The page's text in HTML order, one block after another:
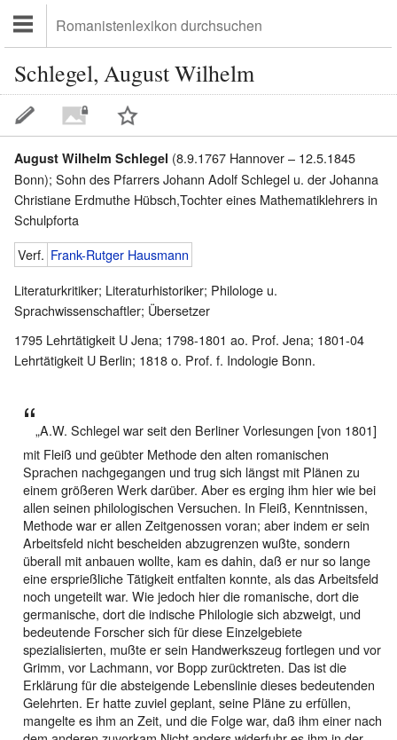
Schlegel, August Wilhelm
August Wilhelm Schlegel (8.9.1767 Hannover – 12.5.1845
Bonn); Sohn des Pfarrers Johann Adolf Schlegel u. der Johanna
Christiane Erdmuthe Hübsch,Tochter eines Mathematiklehrers in
Schulpforta
Verf. Frank-Rutger Hausmann
Literaturkritiker; Literaturhistoriker; Philologe u.
Sprachwissenschaftler; Übersetzer
1795 Lehrtätigkeit U Jena; 1798-1801 ao. Prof. Jena; 1801-04
Lehrtätigkeit U Berlin; 1818 o. Prof. f. Indologie Bonn.
„A.W. Schlegel war seit den Berliner Vorlesungen [von 1801]
mit Fleiß und geübter Methode den alten romanischen
Sprachen nachgegangen und trug sich längst mit Plänen zu
einem größeren Werk darüber. Aber es erging ihm hier wie bei
allen seinen philologischen Versuchen. In Fleiß, Kenntnissen,
Methode war er allen Zeitgenossen voran; aber indem er sein
Arbeitsfeld nicht bescheiden abzugrenzen wußte, sondern
überall mit anbauen wollte, kam es dahin, daß er nur so lange
eine ersprießliche Tätigkeit entfalten konnte, als das Arbeitsfeld
noch ungeteilt war. Wie jedoch hier die romanische, dort die
germanische, dort die indische Philologie sich abzweigt, und
bedeutende Forscher sich für diese Einzelgebiete
spezialisierten, mußte er sein Handwerkszeug fortlegen und vor
Grimm, vor Lachmann, vor Bopp zurücktreten. Das ist die
Erklärung für die absteigende Lebenslinie dieses bedeutenden
Gelehrten. Er hatte zuviel geplant, seine Pläne zu erfüllen,
mangelte es ihm an Zeit, und die Folge war, daß ihm einer nach